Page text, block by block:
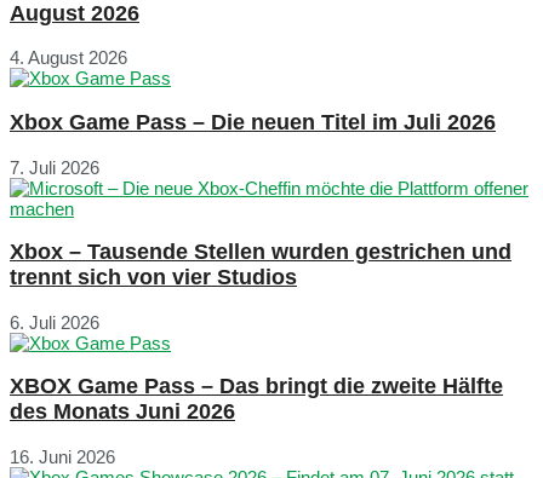
August 2026
4. August 2026
Xbox Game Pass – Die neuen Titel im Juli 2026
7. Juli 2026
Xbox – Tausende Stellen wurden gestrichen und
trennt sich von vier Studios
6. Juli 2026
XBOX Game Pass – Das bringt die zweite Hälfte
des Monats Juni 2026
16. Juni 2026